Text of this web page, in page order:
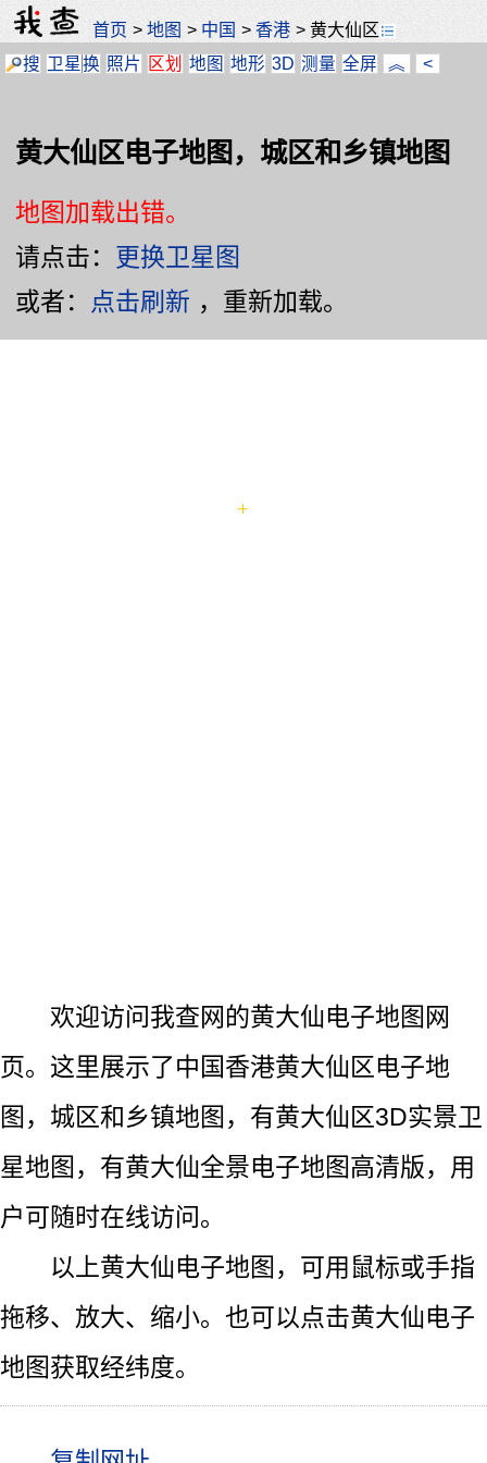
首页 >地图 > 中国 >香港 >黄大仙区
搜 卫星换 照片 区划 地图 地形 3D 测量 全屏 ︽ <
黄大仙区电子地图，城区和乡镇地图
地图加载出错。
请点击： 更换卫星图
或者： 点击刷新 ，重新加载。
欢迎访问我查网的黄大仙电子地图网
页。这里展示了中国香港黄大仙区电子地
图，城区和乡镇地图，有黄大仙区3D实景卫
星地图，有黄大仙全景电子地图高清版，用
户可随时在线访问。
以上黄大仙电子地图，可用鼠标或手指
拖移、放大、缩小。也可以点击黄大仙电子
地图获取经纬度。